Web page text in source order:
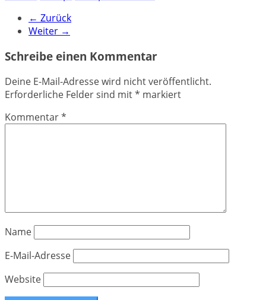
← Zurück
Weiter →
Schreibe einen Kommentar
Deine E-Mail-Adresse wird nicht veröffentlicht.
Erforderliche Felder sind mit* markiert
Kommentar*
Name
E-Mail-Adresse
Website